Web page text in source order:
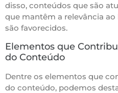
disso, conteúdos que são
que mantêm a relevância
são favorecidos.
Elementos que
do Conteúdo
Dentre os elementos que
do conteúdo, podemos